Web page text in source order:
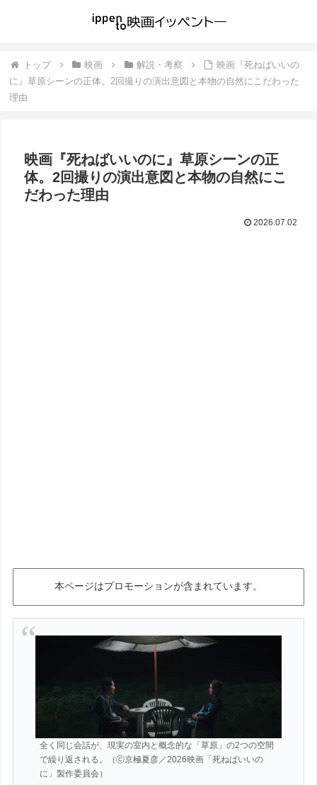
トップ 映画 解説・考察
映画『死ねばいいの
に』草原シーンの正体。2回撮りの演出意図と本物の自然にこだわった
理由
映画『死ねばいいのに』草原シーンの正
体。2回撮りの演出意図と本物の自然にこ
だわった理由
2026.07.02
本ページはプロモーションが含まれています。
全く同じ会話が、現実の室内と概念的な「草原」の2つの空間
で繰り返される。（ⓒ京極夏彦／2026映画「死ねばいいの
に」製作委員会）